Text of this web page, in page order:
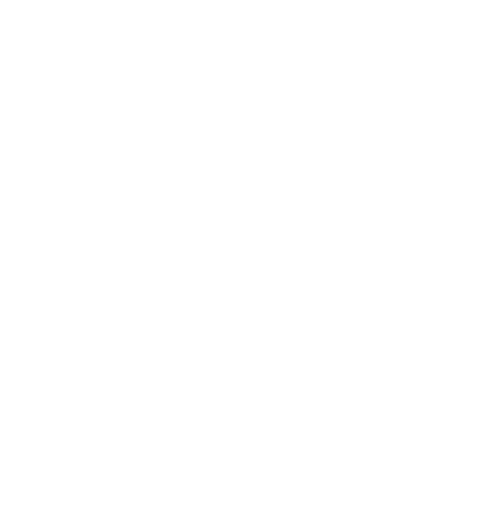
va fi achitata de catre client la receptia hotelului. Noile taxe de